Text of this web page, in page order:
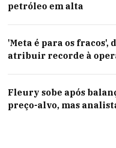
petróleo em alta
'Meta é para os fracos',
atribuir recorde à
Fleury sobe após
preço-alvo, mas